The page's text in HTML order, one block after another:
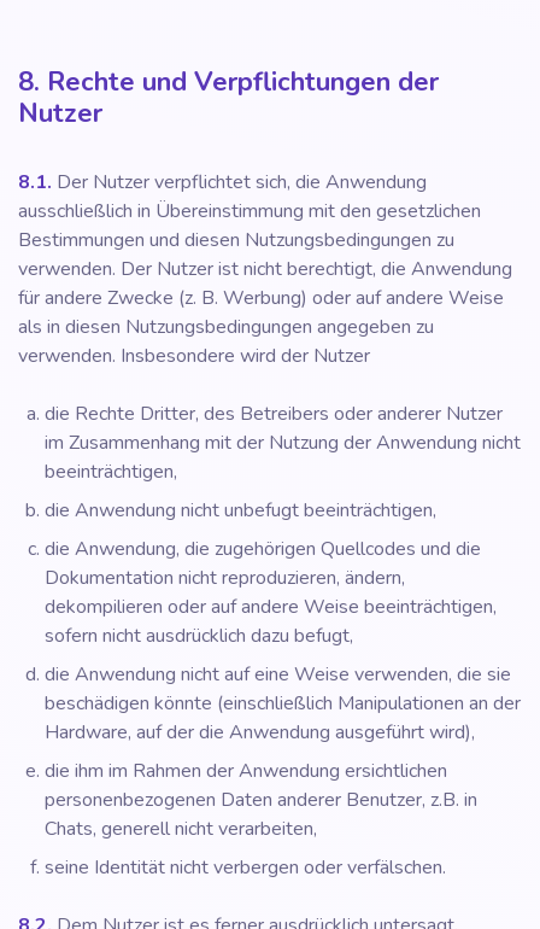
8. Rechte und Verpflichtungen der
Nutzer
8.1. Der Nutzer verpflichtet sich, die Anwendung
ausschließlich in Übereinstimmung mit den gesetzlichen
Bestimmungen und diesen Nutzungsbedingungen zu
verwenden. Der Nutzer ist nicht berechtigt, die Anwendung
für andere Zwecke (z. B. Werbung) oder auf andere Weise
als in diesen Nutzungsbedingungen angegeben zu
verwenden. Insbesondere wird der Nutzer
die Rechte Dritter, des Betreibers oder anderer Nutzer
im Zusammenhang mit der Nutzung der Anwendung nicht
beeinträchtigen,
die Anwendung nicht unbefugt beeinträchtigen,
die Anwendung, die zugehörigen Quellcodes und die
Dokumentation nicht reproduzieren, ändern,
dekompilieren oder auf andere Weise beeinträchtigen,
sofern nicht ausdrücklich dazu befugt,
die Anwendung nicht auf eine Weise verwenden, die sie
beschädigen könnte (einschließlich Manipulationen an der
Hardware, auf der die Anwendung ausgeführt wird),
die ihm im Rahmen der Anwendung ersichtlichen
personenbezogenen Daten anderer Benutzer, z.B. in
Chats, generell nicht verarbeiten,
seine Identität nicht verbergen oder verfälschen.